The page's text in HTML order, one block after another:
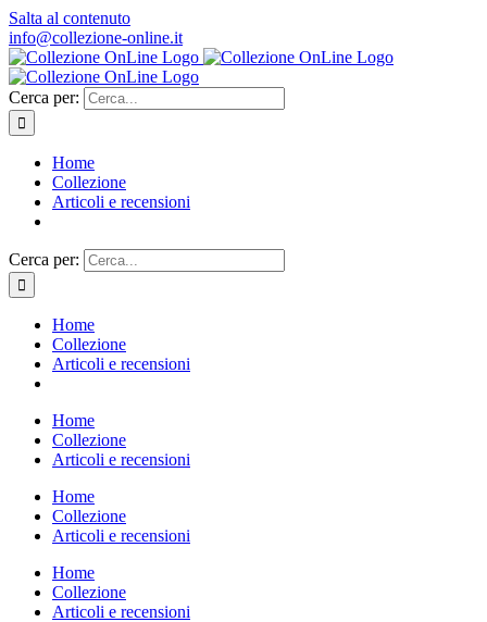
Salta al contenuto
info@collezione-online.it
Cerca per:
Home
Collezione
Articoli e recensioni
Cerca per:
Home
Collezione
Articoli e recensioni
Home
Collezione
Articoli e recensioni
Home
Collezione
Articoli e recensioni
Home
Collezione
Articoli e recensioni